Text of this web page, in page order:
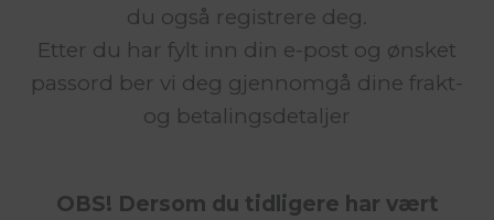
du også registrere deg.
Etter du har fylt inn din e-post og ønsket
passord ber vi deg gjennomgå dine frakt-
og betalingsdetaljer
OBS! Dersom du tidligere har vært